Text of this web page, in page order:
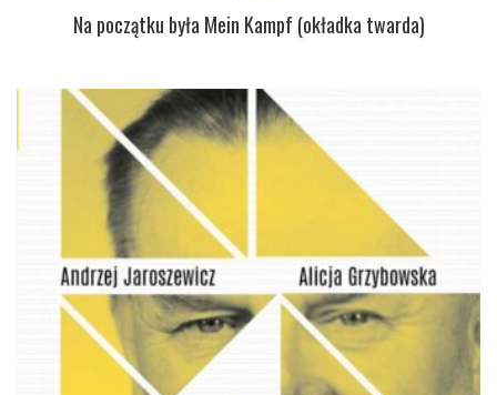
Na początku była Mein Kampf (okładka twarda)